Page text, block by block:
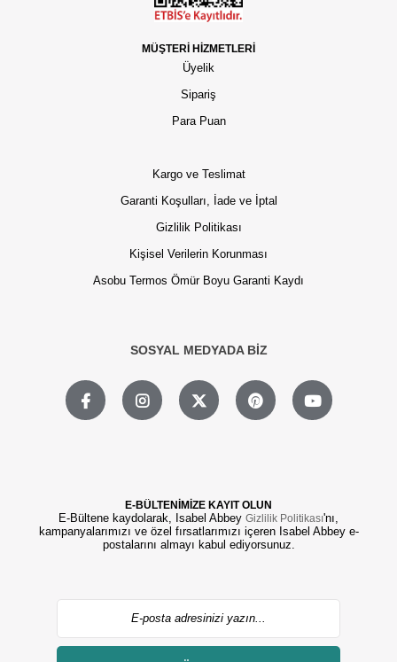
MÜŞTERİ HİZMETLERİ
Üyelik
Sipariş
Para Puan
Kargo ve Teslimat
Garanti Koşulları, İade ve İptal
Gizlilik Politikası
Kişisel Verilerin Korunması
Asobu Termos Ömür Boyu Garanti Kaydı
SOSYAL MEDYADA BİZ
E-BÜLTENİMİZE KAYIT OLUN
E-Bültene kaydolarak, Isabel Abbey Gizlilik Politikası'nı,
kampanyalarımızı ve özel fırsatlarımızı içeren Isabel Abbey e-
postalarını almayı kabul ediyorsunuz.